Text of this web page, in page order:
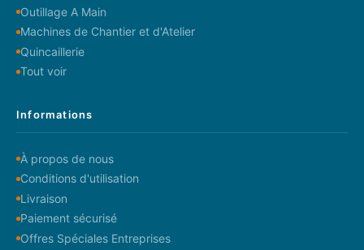
Outillage A Main
Machines de Chantier et d'Atelier
Quincaillerie
Tout voir
Informations
À propos de nous
Conditions d'utilisation
Livraison
Paiement sécurisé
Offres Spéciales Entreprises